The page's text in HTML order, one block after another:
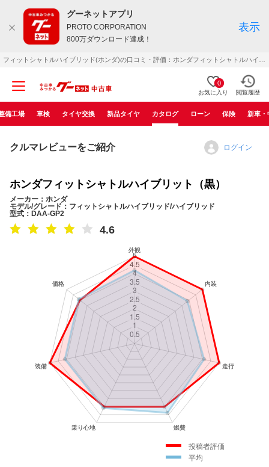
グーネットアプリ
PROTO CORPORATION
800万ダウンロード達成！
表示
0
お気に入り 閲覧履歴
備工場 車検 タイヤ交換 新品タイヤ カタログ ローン 保険 新車・
クルマレビューをご紹介 ログイン
ホンダフィットシャトルハイブリット（黒）
メーカー：ホンダ
モデル/グレード：フィットシャトルハイブリッド/ハイブリッド
型式：DAA-GP2
4.6
投稿者評価
平均